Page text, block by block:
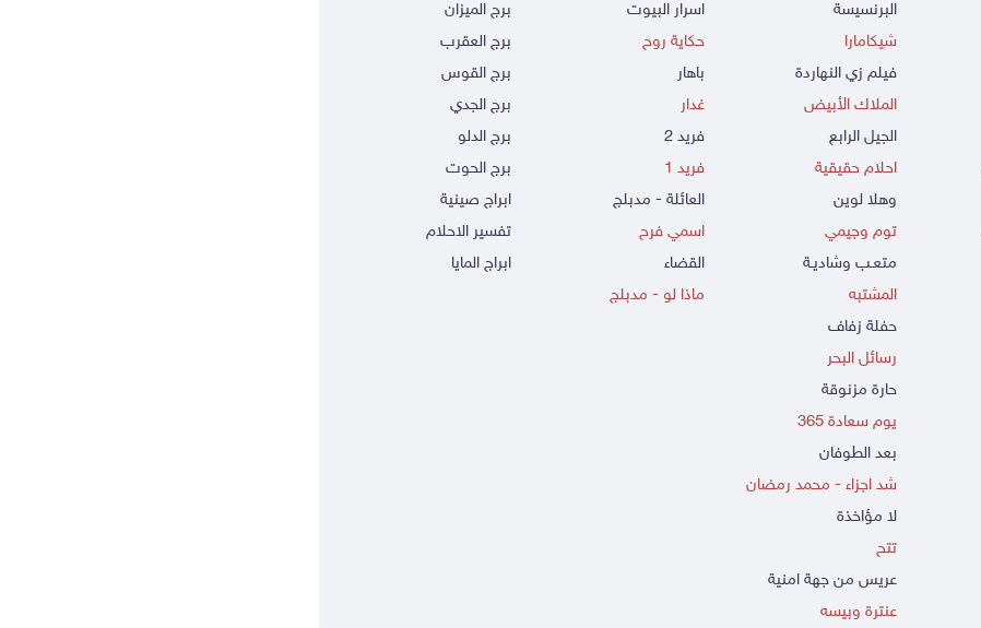
البرنسيسة
شيكامارا
فيلم زي النهاردة
الملاك الأبيض
الجيل الرابع
احلام حقيقية
وهلا لوين
توم وجيمي
متعـب وشاديـة
المشتبه
حفلة زفاف
رسائل البحر
حارة مزنوقة
يوم سعادة 365
بعد الطوفان
شد اجزاء - محمد رمضان
لا مؤاخذة
تتح
عريس من جهة امنية
عنترة وبيسه
اسرار البيوت
حكاية روح
باهار
غدار
فريد 2
فريد 1
العائلة - مدبلج
اسمي فرح
القضاء
ماذا لو - مدبلج
برج الميزان
برج العقرب
برج القوس
برج الجدي
برج الدلو
برج الحوت
ابراج صينية
تفسير الاحلام
ابراج المايا